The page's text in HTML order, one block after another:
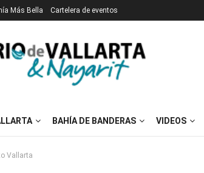
Más Bella Cartelera de eventos
BAHÍA DE BANDERAS VIDEOS
Vallarta